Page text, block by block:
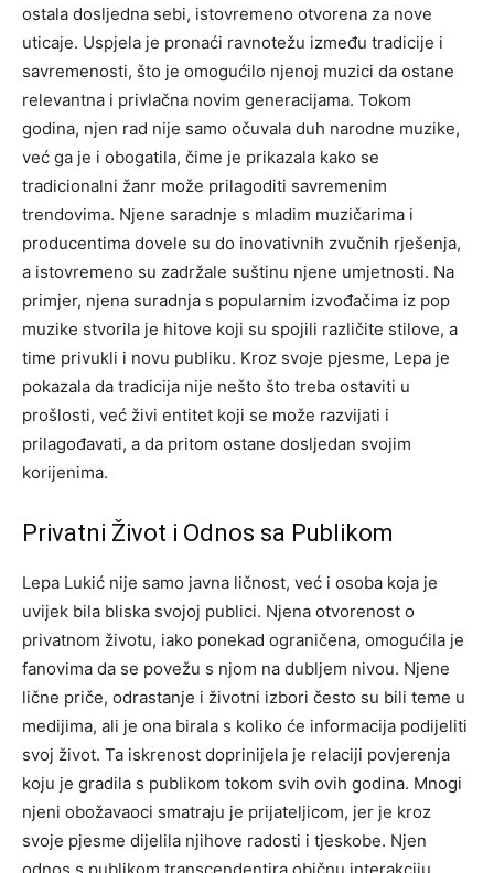
ostala dosljedna sebi, istovremeno otvorena za nove
uticaje. Uspjela je pronaći ravnotežu između tradicije i
savremenosti, što je omogućilo njenoj muzici da ostane
relevantna i privlačna novim generacijama. Tokom
godina, njen rad nije samo očuvala duh narodne muzike,
već ga je i obogatila, čime je prikazala kako se
tradicionalni žanr može prilagoditi savremenim
trendovima. Njene saradnje s mladim muzičarima i
producentima dovele su do inovativnih zvučnih rješenja,
a istovremeno su zadržale suštinu njene umjetnosti. Na
primjer, njena suradnja s popularnim izvođačima iz pop
muzike stvorila je hitove koji su spojili različite stilove, a
time privukli i novu publiku. Kroz svoje pjesme, Lepa je
pokazala da tradicija nije nešto što treba ostaviti u
prošlosti, već živi entitet koji se može razvijati i
prilagođavati, a da pritom ostane dosljedan svojim
korijenima.
Privatni Život i Odnos sa Publikom
Lepa Lukić nije samo javna ličnost, već i osoba koja je
uvijek bila bliska svojoj publici. Njena otvorenost o
privatnom životu, iako ponekad ograničena, omogućila je
fanovima da se povežu s njom na dubljem nivou. Njene
lične priče, odrastanje i životni izbori često su bili teme u
medijima, ali je ona birala s koliko će informacija podijeliti
svoj život. Ta iskrenost doprinijela je relaciji povjerenja
koju je gradila s publikom tokom svih ovih godina. Mnogi
njeni obožavaoci smatraju je prijateljicom, jer je kroz
svoje pjesme dijelila njihove radosti i tjeskobe. Njen
odnos s publikom transcendentira običnu interakciju